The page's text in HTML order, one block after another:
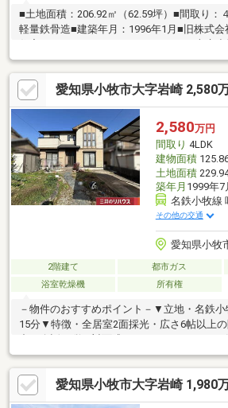
■土地面積：206.92㎡（62.59坪）■間取り：
軽量鉄骨造■建築年月：1996年1月■旧株式会
住宅～ライフインフォメーション～・本庄小
（徒歩5分）・味岡中学校まで約810ｍ（徒
まで約920ｍ（徒歩12分）・ファミリーマー
750ｍ（徒歩10分）・小松寺団地東児童遊園
分）
愛知県小牧市大字岩崎 2,580
2,580万円
間取り 4LDK
建物面積
土地面積
築年月 1999年
名鉄小牧線
その他の交通
愛知県小牧
2階建て 都市ガス
浴室乾燥機
所有権
－物件のおすすめポイント－▼立地・名鉄
15分▼特徴・全居室2面採光・広さ6帖以上の
ィリティスペース有、勝手口付・クローゼ
1.5帖)等の収納有・独立配置の和室は広縁・
好な南西向きバルコニー・駐車スペース2台
面道路は幅員約8.9mの公道▼周辺環境・ス
愛知県小牧市大字岩崎 1,980